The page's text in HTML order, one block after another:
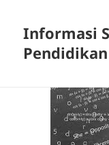
Informasi